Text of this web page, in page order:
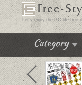
Free-
Let's enjoy the PC life free
Category
飾り枠･飾り